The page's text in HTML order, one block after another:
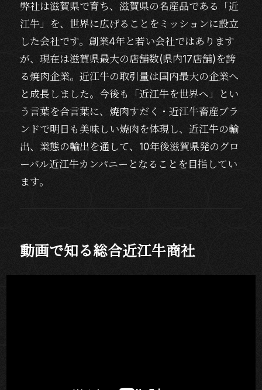
弊社は滋賀県で育ち、滋賀県の名産品である「近
江牛」を、世界に広げることをミッションに設立
した会社です。創業4年と若い会社ではあります
が、現在は滋賀県最大の店舗数(県内17店舗)を誇
る焼肉企業。近江牛の取引量は国内最大の企業へ
と成長しました。今後も「近江牛を世界へ」とい
う言葉を合言葉に、焼肉すだく・近江牛畜産ブラ
ンドで明日も美味しい焼肉を体現し、近江牛の輸
出、業態の輸出を通して、10年後滋賀県発のグロ
ーバル近江牛カンパニーとなることを目指してい
ます。
動画で知る総合近江牛商社